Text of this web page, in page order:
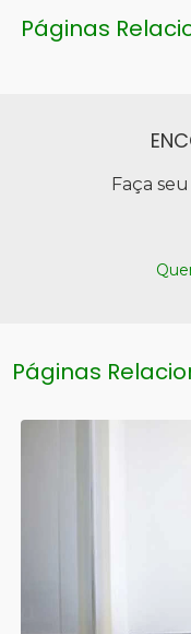
Páginas
Faça
Páginas